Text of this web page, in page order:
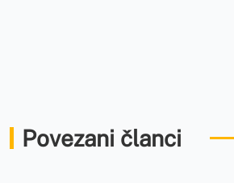
Povezani članci